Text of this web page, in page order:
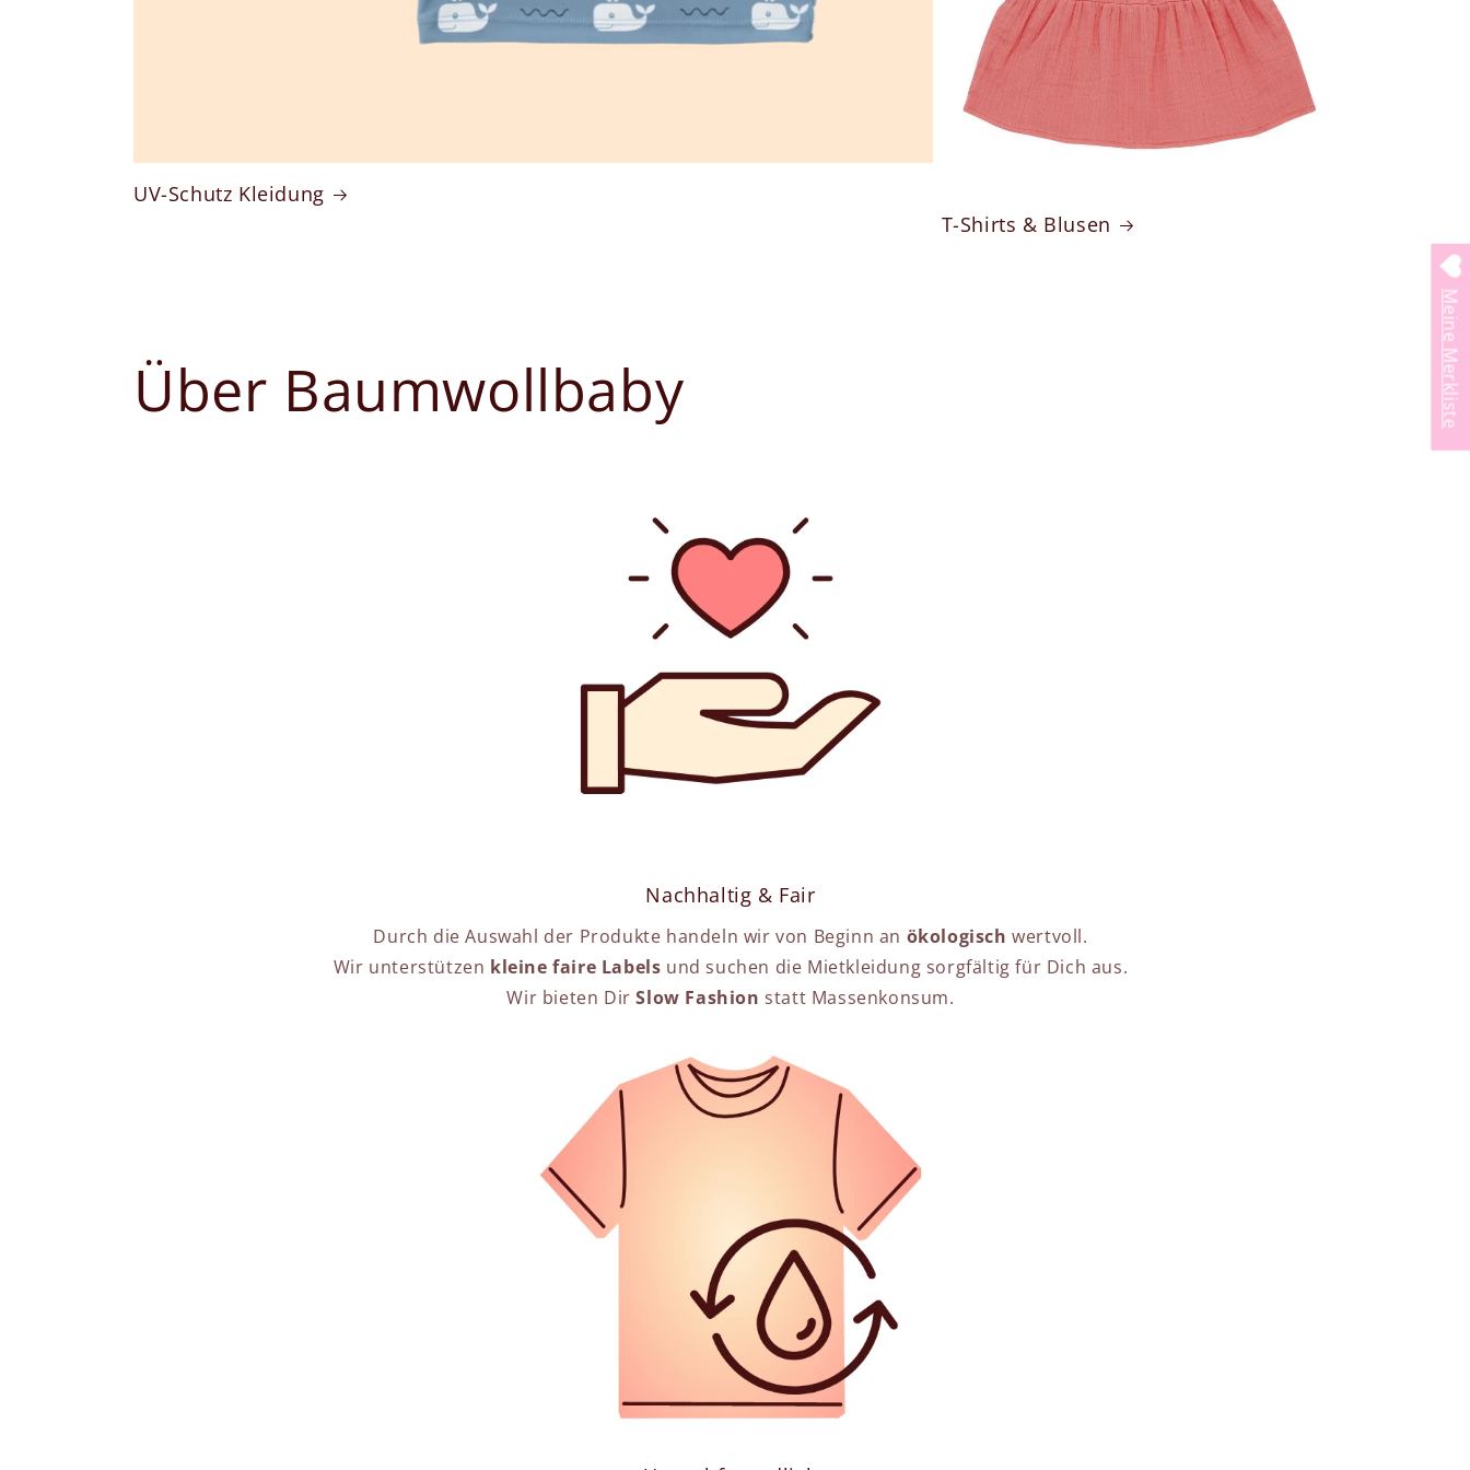
UV-Schutz Kleidung
T-Shirts & Blusen
Über Baumwollbaby
Nachhaltig & Fair
Durch die Auswahl der Produkte handeln wir von Beginn an ökologisch wertvoll.
Wir unterstützen kleine faire Labels und suchen die Mietkleidung sorgfältig für Dich aus.
Wir bieten DirSlow Fashion statt Massenkonsum.
Meine Merkliste